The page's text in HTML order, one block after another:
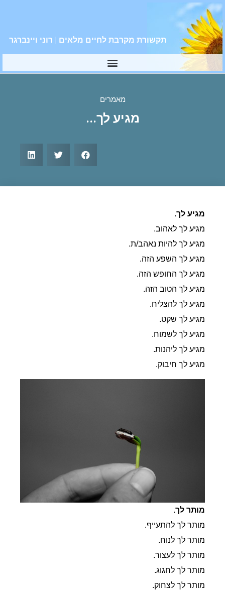
תקשורת מקרבת לחיים מלאים | רוני ויינברגר
מאמרים
מגיע לך…
מגיע לך.
מגיע לך לאהוב.
מגיע לך להיות נאהב/ת.
מגיע לך השפע הזה.
מגיע לך החופש הזה.
מגיע לך הטוב הזה.
מגיע לך להצליח.
מגיע לך שקט.
מגיע לך לשמוח.
מגיע לך ליהנות.
מגיע לך חיבוק.
מותר לך.
מותר לך להתעייף.
מותר לך לנוח.
מותר לך לעצור.
מותר לך לחגוג.
מותר לך לצחוק.